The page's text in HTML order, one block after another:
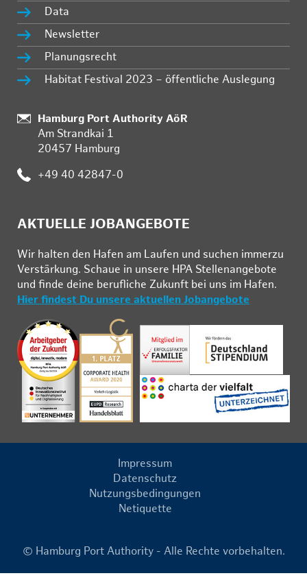
Data
Newsletter
Planungsrecht
Habitat Festival 2023 – öffentliche Auslegung
Standort:
Hamburg Port Authority AöR
Am Strandkai 1
20457 Hamburg
Telefon:
+49 40 42847-0
AKTUELLE JOBANGEBOTE
Wir hal­ten den Ha­fen am Lau­fen und su­chen im­mer­zu
Ver­stär­kung. Schau­e in un­se­re HPA Stel­len­an­ge­bo­te
und fin­de deine be­ruf­li­che Zu­kunft bei uns im Ha­fen.
Hier findest Du unsere aktuellen Jobangebote
Impressum
Datenschutz
Nutzungsbedingungen
Netiquette
© Hamburg Port Authority - Alle Rechte vorbehalten.